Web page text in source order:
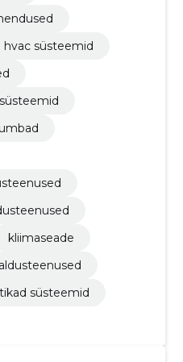
hvac süsteemid
kliimaseade
süsteemid